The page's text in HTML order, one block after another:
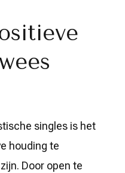
singles is het
houding te
Door open te